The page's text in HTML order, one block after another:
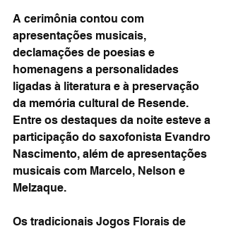
A cerimônia contou com
apresentações musicais,
declamações de poesias e
homenagens a personalidades
ligadas à literatura e à preservação
da memória cultural de Resende.
Entre os destaques da noite esteve a
participação do saxofonista Evandro
Nascimento, além de apresentações
musicais com Marcelo, Nelson e
Melzaque.
Os tradicionais Jogos Florais de